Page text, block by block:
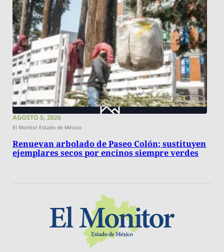
AGOSTO 5, 2026
El Monitor Estado de México
Renuevan arbolado de Paseo Colón; sustituyen
ejemplares secos por encinos siempre verdes